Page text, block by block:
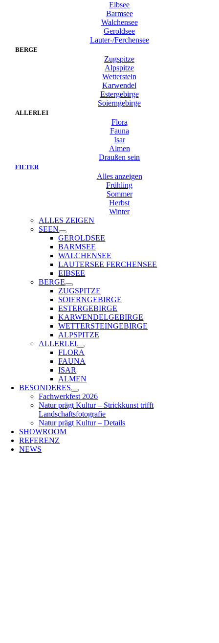
Eibsee
Barmsee
Walchensee
Geroldsee
Lauter-/Ferchensee
BERGE
Zugspitze
Alpspitze
Wetterstein
Karwendel
Estergebirge
Soierngebirge
ALLERLEI
Flora
Fauna
Isar
Almen
Draußen sein
FILTER
Alles anzeigen
Frühling
Sommer
Herbst
Winter
ALLES ZEIGEN
SEEN
GEROLDSEE
BARMSEE
WALCHENSEE
LAUTERSEE FERCHENSEE
EIBSEE
BERGE
ZUGSPITZE
SOIERNGEBIRGE
ESTERGEBIRGE
KARWENDELGEBIRGE
WETTERSTEINGEBIRGE
ALPSPITZE
ALLERLEI
FLORA
FAUNA
ISAR
ALMEN
BESONDERES
Fachwerkfest 2026
Natur prägt Kultur – Strickkunst trifft
Landschaftsfotografie
Natur prägt Kultur – Details
SHOWROOM
REFERENZ
NEWS